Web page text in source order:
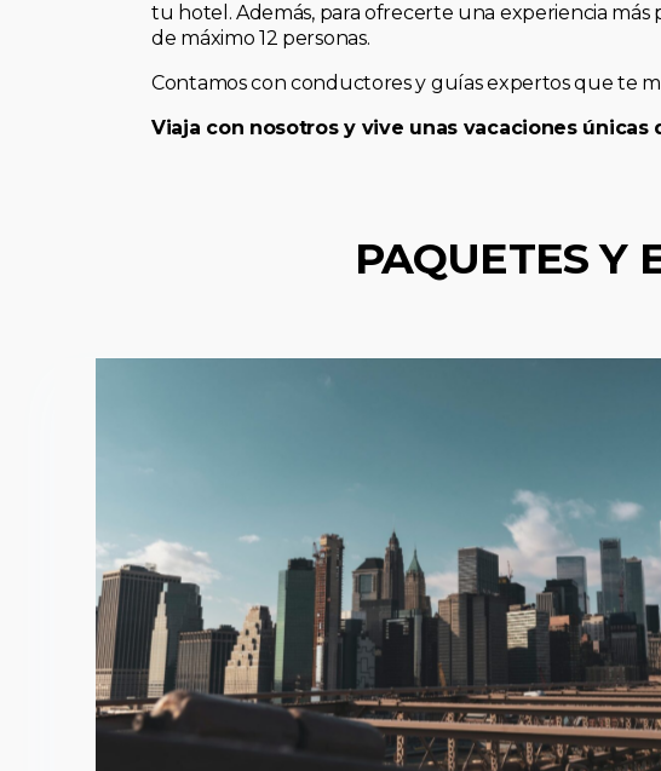
tu hotel. Además, para ofrecerte una experiencia
de máximo 12 personas.
Contamos con conductores y guías expertos que te
Viaja con nosotros y vive unas vacaciones únicas
PAQUETES Y